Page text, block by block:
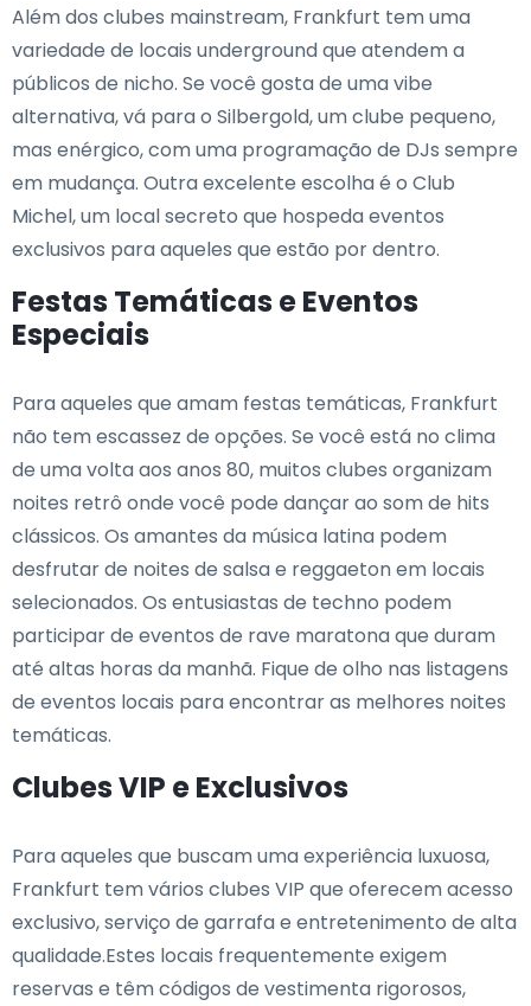
Além dos clubes mainstream, Frankfurt tem uma
variedade de locais underground que atendem a
públicos de nicho. Se você gosta de uma vibe
alternativa, vá para o Silbergold, um clube pequeno,
mas enérgico, com uma programação de DJs sempre
em mudança. Outra excelente escolha é o Club
Michel, um local secreto que hospeda eventos
exclusivos para aqueles que estão por dentro.
Festas Temáticas e Eventos
Especiais
Para aqueles que amam festas temáticas, Frankfurt
não tem escassez de opções. Se você está no clima
de uma volta aos anos 80, muitos clubes organizam
noites retrô onde você pode dançar ao som de hits
clássicos. Os amantes da música latina podem
desfrutar de noites de salsa e reggaeton em locais
selecionados. Os entusiastas de techno podem
participar de eventos de rave maratona que duram
até altas horas da manhã. Fique de olho nas listagens
de eventos locais para encontrar as melhores noites
temáticas.
Clubes VIP e Exclusivos
Para aqueles que buscam uma experiência luxuosa,
Frankfurt tem vários clubes VIP que oferecem acesso
exclusivo, serviço de garrafa e entretenimento de alta
qualidade.Estes locais frequentemente exigem
reservas e têm códigos de vestimenta rigorosos,